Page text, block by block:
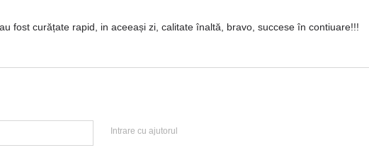
fost curățate rapid, in aceeași zi, calitate înaltă, bravo, succese în contiuare!!!
Intrare cu ajutorul